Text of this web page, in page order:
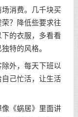
消费。几千块买
？降低些要求往
的衣服，多看看
特的风格。
外，每天下班以
己忙活，让生活
《蜗居》里面讲